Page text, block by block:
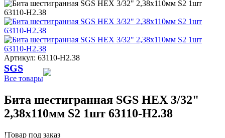
Артикул: 63110-H2.38
SGS
Все товары
Бита шестигранная SGS HEX 3/32"
2,38х110мм S2 1шт 63110-H2.38
!Товар под заказ